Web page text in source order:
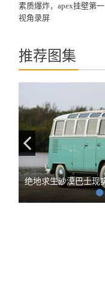
素质爆炸，apex挂壁第一
视角录屏
推荐图集
巴士现实原型车图赏
Previous